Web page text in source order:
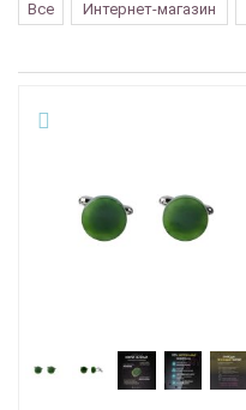
Все
Интернет-магазин